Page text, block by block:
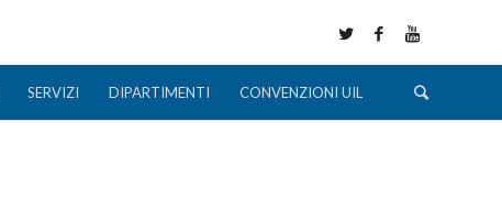
SERVIZI DIPARTIMENTI CONVENZIONI UIL